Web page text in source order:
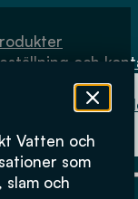
Vatten och
som
och
och
Fysiskt lager